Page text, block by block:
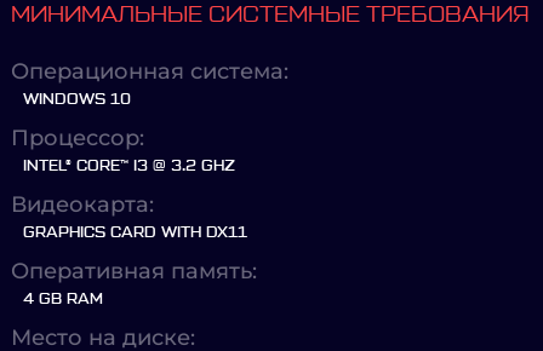
МИНИМАЛЬНЫЕ СИСТЕМНЫЕ ТРЕБОВАНИЯ
Операционная система:
WINDOWS 10
Процессор:
INTEL® CORE™ I3 @ 3.2 GHZ
Видеокарта:
GRAPHICS CARD WITH DX11
Оперативная память:
4 GB RAM
Место на диске: